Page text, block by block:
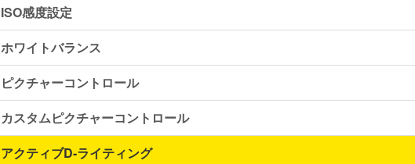
ISO感度設定
ホワイトバランス
ピクチャーコントロール
カスタムピクチャーコントロール
アクティブD-ライティング